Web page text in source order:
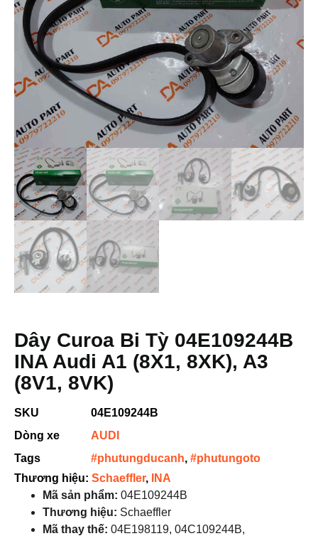
Dây Curoa Bi Tỳ 04E109244B
INA Audi A1 (8X1, 8XK), A3
(8V1, 8VK)
SKU
04E109244B
Dòng xe
AUDI
Tags
#phutungducanh, #phutungoto
Thương hiệu: Schaeffler,
INA
Mã sản phẩm: 04E109244B
Thương hiệu: Schaeffler
Mã thay thế: 04E198119, 04C109244B,